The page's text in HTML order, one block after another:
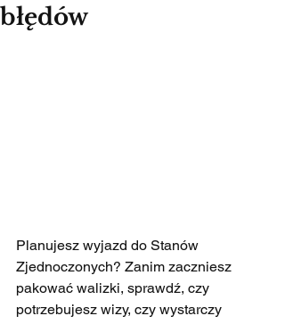
błędów
Planujesz wyjazd do Stanów
Zjednoczonych? Zanim zaczniesz
pakować walizki, sprawdź, czy
potrzebujesz wizy, czy wystarczy